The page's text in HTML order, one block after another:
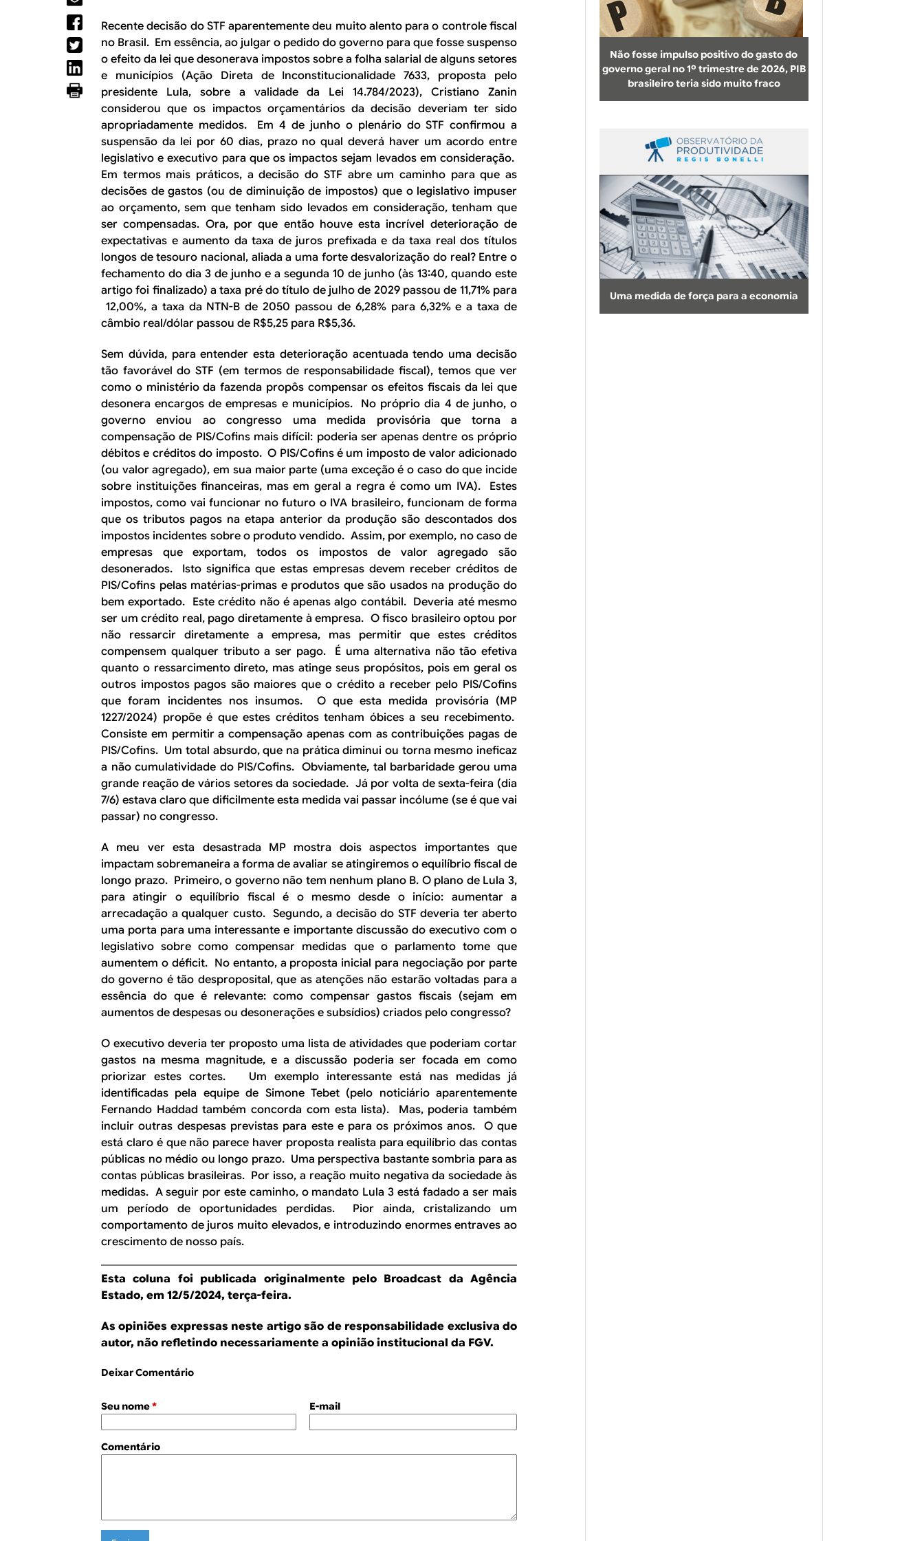
E
b
u
s
c
a
a
l
Recente decisão do STF aparentemente deu muito alento para o controle fiscal
no Brasil. Em essência, ao julgar o pedido do governo para que fosse suspenso
o efeito da lei que desonerava impostos sobre a folha salarial de alguns setores
e municípios (Ação Direta de Inconstitucionalidade 7633, proposta pelo
presidente Lula, sobre a validade da Lei 14.784/2023), Cristiano Zanin
considerou que os impactos orçamentários da decisão deveriam ter sido
apropriadamente medidos. Em 4 de junho o plenário do STF confirmou a
suspensão da lei por 60 dias, prazo no qual deverá haver um acordo entre
legislativo e executivo para que os impactos sejam levados em consideração.
Em termos mais práticos, a decisão do STF abre um caminho para que as
decisões de gastos (ou de diminuição de impostos) que o legislativo impuser
ao orçamento, sem que tenham sido levados em consideração, tenham que
ser compensadas. Ora, por que então houve esta incrível deterioração de
expectativas e aumento da taxa de juros prefixada e da taxa real dos títulos
longos de tesouro nacional, aliada a uma forte desvalorização do real? Entre o
fechamento do dia 3 de junho e a segunda 10 de junho (às 13:40, quando este
artigo foi finalizado) a taxa pré do título de julho de 2029 passou de 11,71% para
12,00%, a taxa da NTN-B de 2050 passou de 6,28% para 6,32% e a taxa de
câmbio real/dólar passou de R$5,25 para R$5,36.
Sem dúvida, para entender esta deterioração acentuada tendo uma decisão
tão favorável do STF (em termos de responsabilidade fiscal), temos que ver
como o ministério da fazenda propôs compensar os efeitos fiscais da lei que
desonera encargos de empresas e municípios. No próprio dia 4 de junho, o
governo enviou ao congresso uma medida provisória que torna a
compensação de PIS/Cofins mais difícil: poderia ser apenas dentre os próprio
débitos e créditos do imposto. O PIS/Cofins é um imposto de valor adicionado
(ou valor agregado), em sua maior parte (uma exceção é o caso do que incide
sobre instituições financeiras, mas em geral a regra é como um IVA). Estes
impostos, como vai funcionar no futuro o IVA brasileiro, funcionam de forma
que os tributos pagos na etapa anterior da produção são descontados dos
impostos incidentes sobre o produto vendido. Assim, por exemplo, no caso de
empresas que exportam, todos os impostos de valor agregado são
desonerados. Isto significa que estas empresas devem receber créditos de
PIS/Cofins pelas matérias-primas e produtos que são usados na produção do
bem exportado. Este crédito não é apenas algo contábil. Deveria até mesmo
ser um crédito real, pago diretamente à empresa. O fisco brasileiro optou por
não ressarcir diretamente a empresa, mas permitir que estes créditos
compensem qualquer tributo a ser pago. É uma alternativa não tão efetiva
quanto o ressarcimento direto, mas atinge seus propósitos, pois em geral os
outros impostos pagos são maiores que o crédito a receber pelo PIS/Cofins
que foram incidentes nos insumos. O que esta medida provisória (MP
1227/2024) propõe é que estes créditos tenham óbices a seu recebimento.
Consiste em permitir a compensação apenas com as contribuições pagas de
PIS/Cofins. Um total absurdo, que na prática diminui ou torna mesmo ineficaz
a não cumulatividade do PIS/Cofins. Obviamente, tal barbaridade gerou uma
grande reação de vários setores da sociedade. Já por volta de sexta-feira (dia
7/6) estava claro que dificilmente esta medida vai passar incólume (se é que vai
passar) no congresso.
A meu ver esta desastrada MP mostra dois aspectos importantes que
impactam sobremaneira a forma de avaliar se atingiremos o equilíbrio fiscal de
longo prazo. Primeiro, o governo não tem nenhum plano B. O plano de Lula 3,
para atingir o equilíbrio fiscal é o mesmo desde o início: aumentar a
arrecadação a qualquer custo. Segundo, a decisão do STF deveria ter aberto
uma porta para uma interessante e importante discussão do executivo com o
legislativo sobre como compensar medidas que o parlamento tome que
aumentem o déficit. No entanto, a proposta inicial para negociação por parte
do governo é tão desproposital, que as atenções não estarão voltadas para a
essência do que é relevante: como compensar gastos fiscais (sejam em
aumentos de despesas ou desonerações e subsídios) criados pelo congresso?
O executivo deveria ter proposto uma lista de atividades que poderiam cortar
gastos na mesma magnitude, e a discussão poderia ser focada em como
priorizar estes cortes. Um exemplo interessante está nas medidas já
identificadas pela equipe de Simone Tebet (pelo noticiário aparentemente
Fernando Haddad também concorda com esta lista). Mas, poderia também
incluir outras despesas previstas para este e para os próximos anos. O que
está claro é que não parece haver proposta realista para equilíbrio das contas
públicas no médio ou longo prazo. Uma perspectiva bastante sombria para as
contas públicas brasileiras. Por isso, a reação muito negativa da sociedade às
medidas. A seguir por este caminho, o mandato Lula 3 está fadado a ser mais
um período de oportunidades perdidas. Pior ainda, cristalizando um
comportamento de juros muito elevados, e introduzindo enormes entraves ao
crescimento de nosso país.
Esta coluna foi publicada originalmente pelo Broadcast da Agência
Estado, em 12/5/2024, terça-feira.
As opiniões expressas neste artigo são de responsabilidade exclusiva do
autor, não refletindo necessariamente a opinião institucional da FGV.
Deixar Comentário
Seu nome* E-mail
Comentário
Não fosse impulso positivo do gasto do
governo geral no 1º trimestre de 2026, PIB
brasileiro teria sido muito fraco
Uma medida de força para a economia